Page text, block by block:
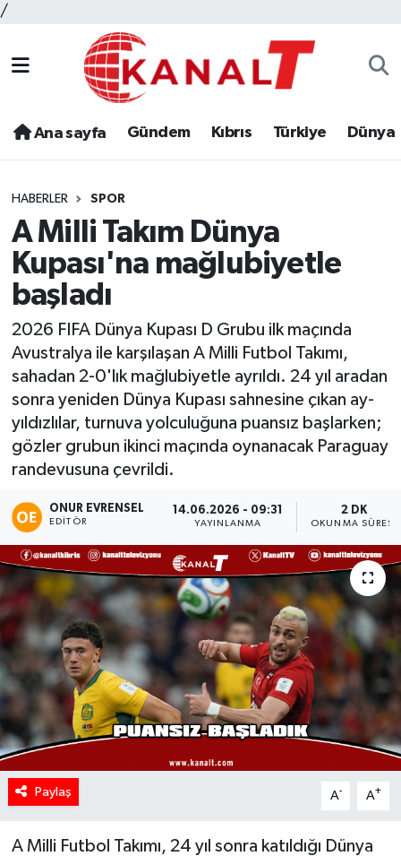
/
Ana sayfa Gündem Kıbrıs Türkiye Dünya
HABERLER SPOR
A Milli Takım Dünya
Kupası'na mağlubiyetle
başladı
2026 FIFA Dünya Kupası D Grubu ilk maçında
Avustralya ile karşılaşan A Milli Futbol Takımı,
sahadan 2-0'lık mağlubiyetle ayrıldı. 24 yıl aradan
sonra yeniden Dünya Kupası sahnesine çıkan ay-
yıldızlılar, turnuva yolculuğuna puansız başlarken;
gözler grubun ikinci maçında oynanacak Paraguay
randevusuna çevrildi.
ONUR EVRENSEL
EDITÖR
14.06.2026 - 09:31
YAYINLANMA
2 DK
OKUNMA SÜRESI
Paylaş A- A+
A Milli Futbol Takımı, 24 yıl sonra katıldığı Dünya